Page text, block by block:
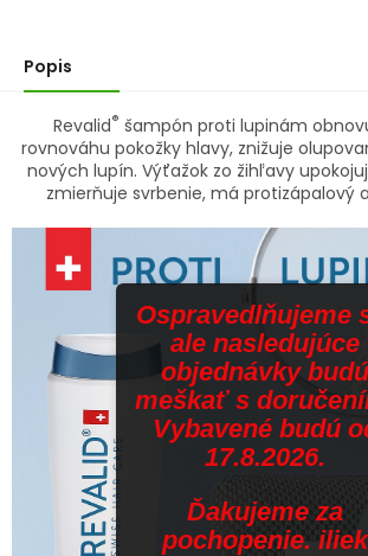
hviezdičiek.
Popis
Revalid® šampón proti lupinám
rovnováhu pokožky hlavy, znižuje
nových lupín. Výťažok zo žihľavy
zmierňuje svrbenie, má protizápalový
Ospravedlňujeme
ale nasledujúce
objednávky budú
meškať s
Vybavené budú
17.8.2026.
Ďakujeme za
pochopenie. iliek